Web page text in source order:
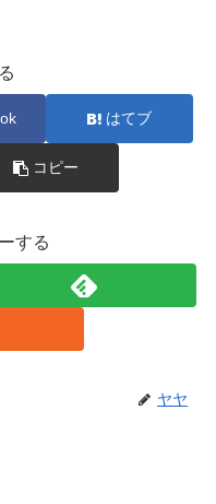
はてブ
コピー
する
ヤヤ